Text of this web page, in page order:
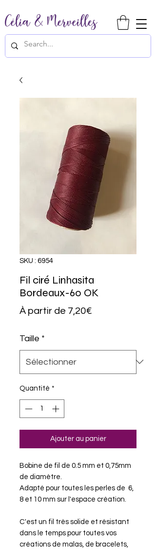
SKU : 6954
Fil ciré Linhasita
Bordeaux-60 OK
À partir de 7,20€Prix
Taille *
Quantité *
Ajouter au panier
Bobine de fil de 0.5 mm et 0,75mm
de diamètre.
Adapté pour toutes les perles de 6,
8 et 10 mm sur l'espace création.
C'est un fil très solide et résistant
dans le temps pour toutes vos
créations de malas, de bracelets,